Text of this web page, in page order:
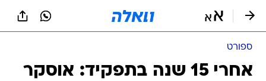
ספורט
אחרי 15 שנה בתפקיד: אוסקר